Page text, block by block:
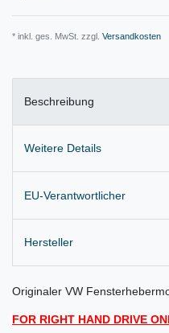
* inkl. ges. MwSt. zzgl. Versandkosten
Beschreibung
Weitere Details
EU-Verantwortlicher
Hersteller
Originaler VW
FOR RIGHT HAND DRIVE